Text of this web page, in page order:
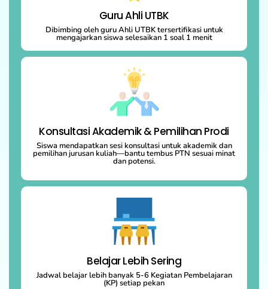
Guru Ahli UTBK
Dibimbing oleh guru Ahli UTBK tersertifikasi untuk
mengajarkan siswa selesaikan 1 soal 1 menit
Konsultasi Akademik & Pemilihan Prodi
Siswa mendapatkan sesi konsultasi untuk akademik dan
pemilihan jurusan kuliah—bantu tembus PTN sesuai minat
dan potensi.
Belajar Lebih Sering
Jadwal belajar lebih banyak 5-6 Kegiatan Pembelajaran
(KP) setiap pekan